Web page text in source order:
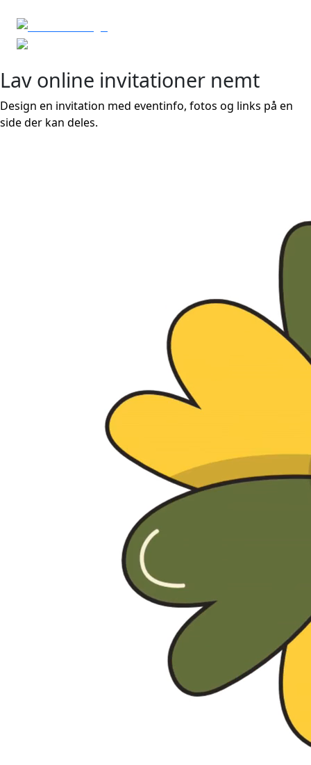
Lav online invitationer nemt
Design en invitation med eventinfo, fotos og links på en
side der kan deles.